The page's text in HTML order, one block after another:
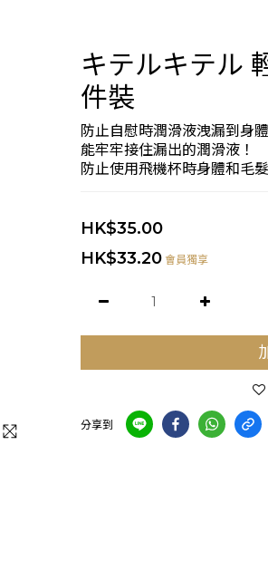
キテルキテル
件裝
防止自慰時潤滑液洩漏到身
能牢牢接住漏出的潤滑液！
防止使用飛機杯時身體和毛
HK$35.00
HK$33.20 會員獨享
分享到